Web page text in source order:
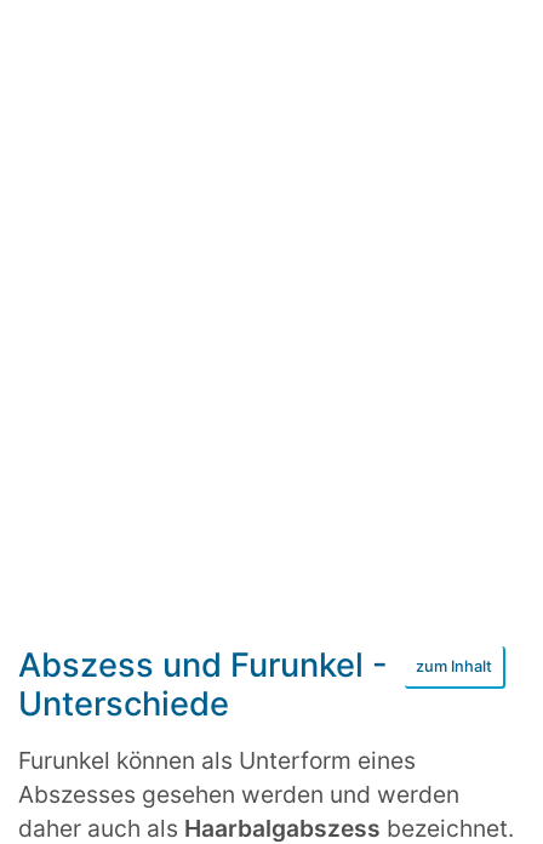
Abszess und Furunkel -
Unterschiede
Furunkel können als Unterform eines
Abszesses gesehen werden und werden
daher auch als Haarbalgabszess bezeichnet.